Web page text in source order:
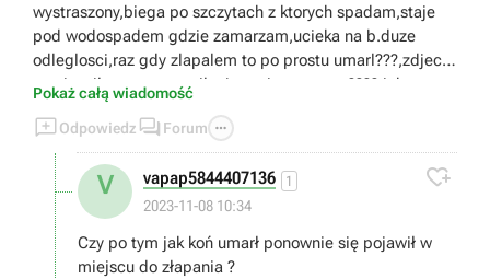
wystraszony,biega po szczytach z ktorych spadam,staje
pod wodospadem gdzie zamarzam,ucieka na b.duze
odleglosci,raz gdy zlapalem to po prostu umarl???,zdjecia
zamiescilem,czy to umilanie zycia graczom????,jakas
porada,duzo swiata penetruje,nie chce mi sie czekac do 4
rozdzialu.Gra wyglada jakby zlosliwa
Pokaż całą wiadomość
Odpowiedz  Forum 
V vapap5844407136 1
2023-11-08 10:34

Czy po tym jak koń umarł ponownie się pojawił w
miejscu do złapania ?